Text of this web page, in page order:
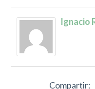
Ignacio
Compartir: